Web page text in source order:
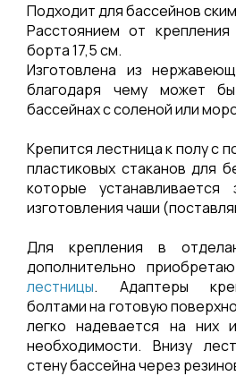
Подходит для бассейнов
Расстоянием от
борта 17,5 см.
Изготовлена из
благодаря чему может
бассейнах с соленой или
Крепится лестница к полу с
пластиковых стаканов для
которые
изготовления чаши
Для крепления в
дополнительно
лестницы. Адаптеры
болтами на готовую
легко надевается на них
необходимости. Внизу
стену бассейна через